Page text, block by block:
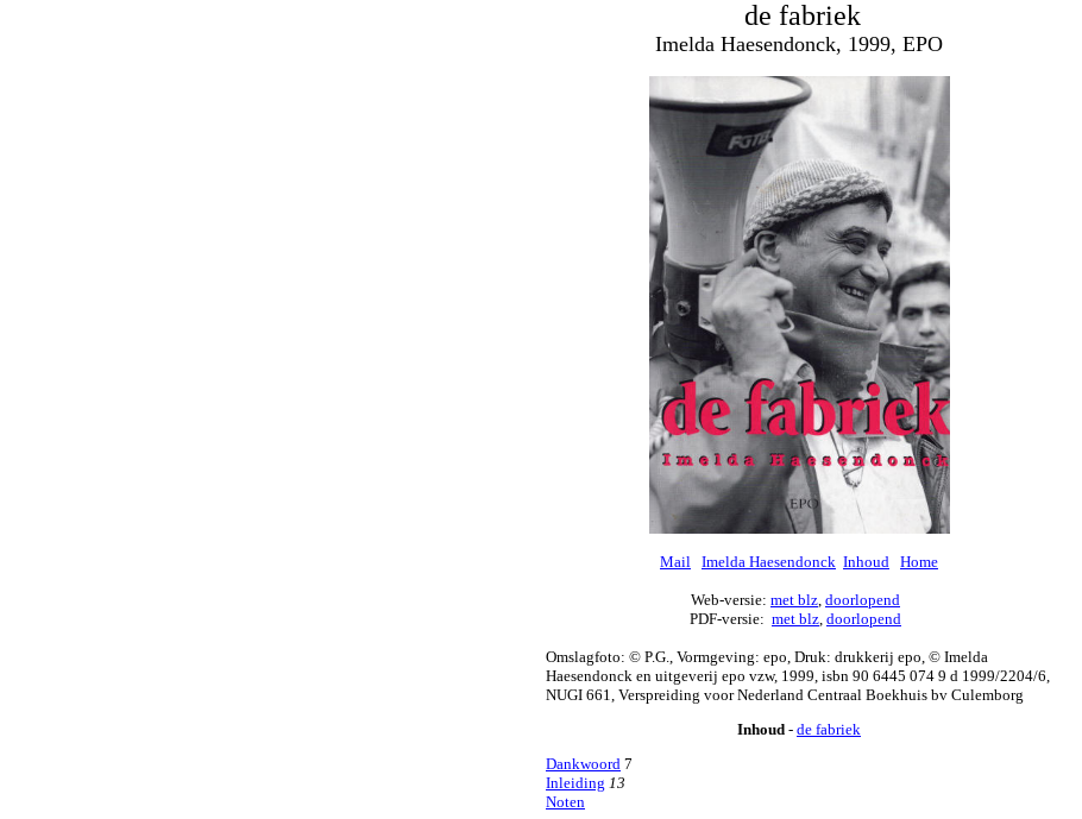
de fabriek
Imelda Haesendonck, 1999, EPO
Mail Imelda Haesendonck Inhoud Home
Web-versie: met blz, doorlopend
PDF-versie: met blz, doorlopend
Omslagfoto: © P.G., Vormgeving: epo, Druk: drukkerij epo, © Imelda
Haesendonck en uitgeverij epo vzw, 1999, isbn 90 6445 074 9 d 1999/2204/6,
NUGI 661, Verspreiding voor Nederland Centraal Boekhuis bv Culemborg
Inhoud - de fabriek
Dankwoord 7
Inleiding 13
Noten